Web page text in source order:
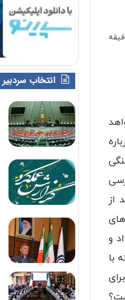
از
و
در طول 17 ماه گذشته با
انتخاب سردبیر